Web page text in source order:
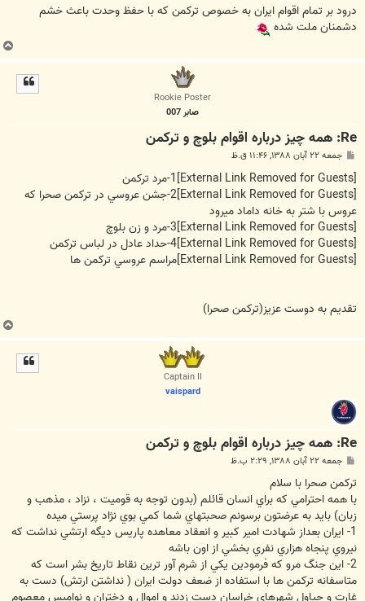
ت
درود بر تمام اقوام ايران به خصوص تركمن كه با حفظ وحدت باعث خشم
دشمنان ملت شده
ب
ا
Rookie Poster
صابر 007
Re: همه چيز درباره اقوام بلوچ و تركمن
پ
ت
جمعه ۲۲ آبان ۱۳۸۸, ۱۱:۴۶ ق.ظ
1-مرد تركمن
2-جشن عروسي در تركمن صحرا كه
عروس با شتر به خانه داماد ميرود
3-مرد و زن بلوچ
4-حداد عادل در لباس تركمن
مراسم عروسي تركمن ها
تقديم به دوست عزيز(تركمن صحرا)
ب
ا
Captain II
vaispard
Re: همه چيز درباره اقوام بلوچ و تركمن
پ
ت
جمعه ۲۲ آبان ۱۳۸۸, ۲:۲۹ ب.ظ
تركمن صحرا با سلام
با همه احترامي كه براي انسان قائلم (بدون توجه به قوميت ، نزاد ، مذهب و
زبان) بايد به عرضتون برسونم صحبتهاي شما كمي بوي نژاد پرستي ميده
1- ايران بعداز شهادت امير كبير و انعقاد معاهده پاريس ديگه ارتشي نداشت كه
نيروي پنجاه هزاري نفري بخشي از اون باشه
2- اين جنگ مرو كه فرمودين يكي از شرم آور ترين نقاط تاريخ بشر است كه
متاسفانه تركمن ها با استفاده از ضعف دولت ايران ( نداشتن ارتش) دست به